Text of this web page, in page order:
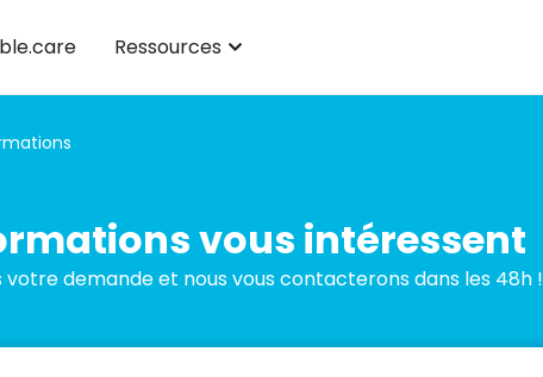
Ressources
vous intéressent
votre demande et nous vous contacterons dans les 48h !